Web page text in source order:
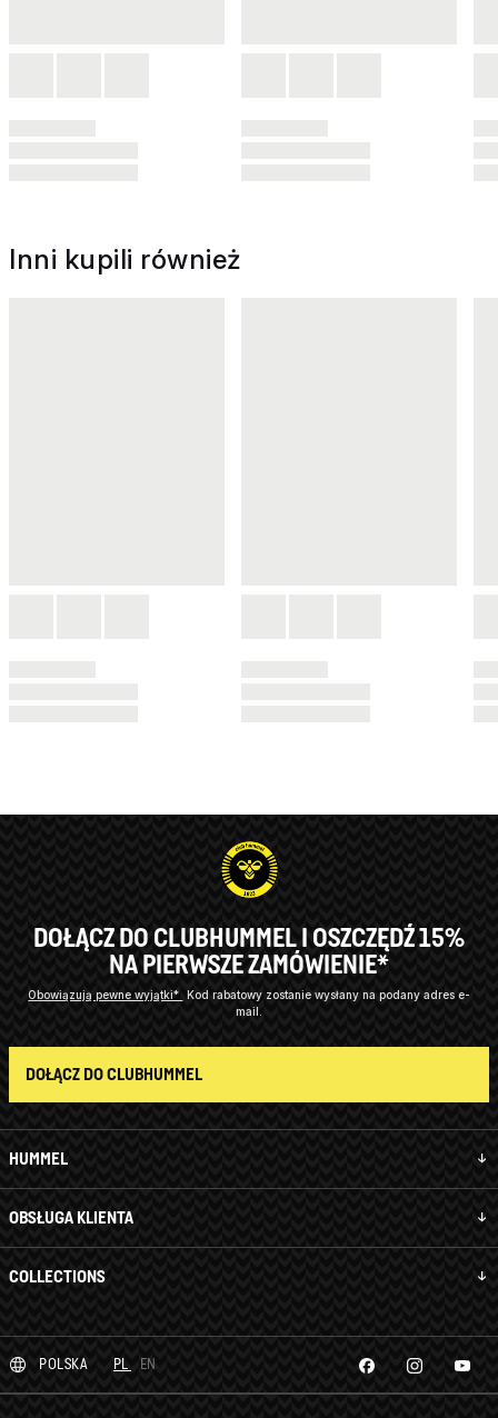
Inni kupili również
HUMMEL
OBSŁUGA KLIENTA
COLLECTIONS
DOŁĄCZ DO CLUBHUMMEL I OSZCZĘDŹ 15%
NA PIERWSZE ZAMÓWIENIE*
Obowiązują pewne wyjątki* Kod rabatowy zostanie wysłany na podany adres e-
mail.
DOŁĄCZ DO CLUBHUMMEL
POLSKA PL EN